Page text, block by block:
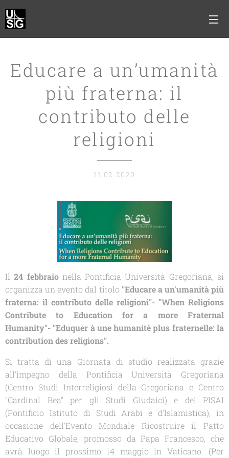
Educare a un’umanità
più fraterna: il
contributo delle
religioni
11.02.2020
Il24 febbraionella Pontificia Università Gregoriana, si
organizza un evento dal titolo "Educare a un'umanità più
fraterna: il contributo delle religioni"- "When Religions
Contribute to Education for a more Fraternal
Humanity"- "Eduquer à une humanité plus fraternelle: la
contribution des religions".
Si tratta di una Giornata di studio realizzata grazie
all'impegno della Pontificia Università Gregoriana
(Centro Studi Interreligiosi della Gregoriana e Centro
"Cardinal Bea" per gli Studi Giudaici) e del PISAI
(Pontificio Istituto di Studi Arabi e d'Islamistica), in
occasione dell'Evento Mondiale Ricostruire il Patto
Educativo Globale, promosso da Papa Francesco, che
avrà luogo il prossimo 14 maggio in Vaticano. (Per